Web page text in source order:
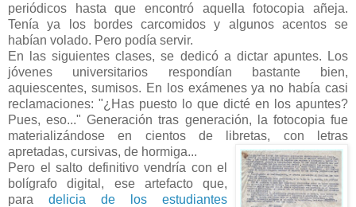
periódicos hasta que encontró aquella fotocopia añeja.
Tenía ya los bordes carcomidos y algunos acentos se
habían volado. Pero podía servir.
En las siguientes clases, se dedicó a dictar apuntes. Los
jóvenes universitarios respondían bastante bien,
aquiescentes, sumisos. En los exámenes ya no había casi
reclamaciones: "¿Has puesto lo que dicté en los apuntes?
Pues, eso..." Generación tras generación, la fotocopia fue
materializándose en cientos de libretas, con letras
apretadas, cursivas, de hormiga...
Pero el salto definitivo vendría con el
bolígrafo digital, ese artefacto que,
para delicia de los estudiantes